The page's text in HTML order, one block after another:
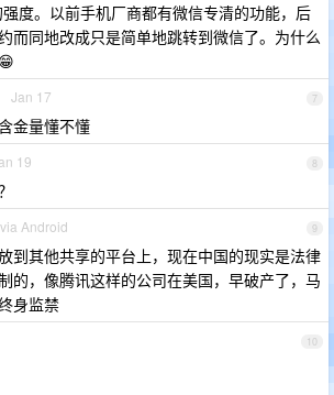
度。以前手机厂商都有微信专清的功能，后
而同地改成只是简单地跳转到微信了。为什么
7
Jan 17
金量懂不懂
8
19
9
Android
到其他共享的平台上，现在中国的现实是法律
的，像腾讯这样的公司在美国，早破产了，马
身监禁
10